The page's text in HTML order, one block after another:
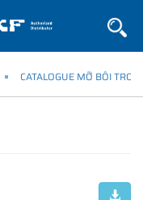
CATALOGUE MỠ BÔI